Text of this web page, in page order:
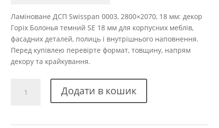
Ламіноване ДСП Swisspan 0003, 2800×2070, 18 мм: декор
Горіх Болонья темний SE 18 мм для корпусних меблів,
фасадних деталей, полиць і внутрішнього наповнення.
Перед купівлею перевірте формат, товщину, напрям
декору та крайкування.
Swisspan
Додати в кошик